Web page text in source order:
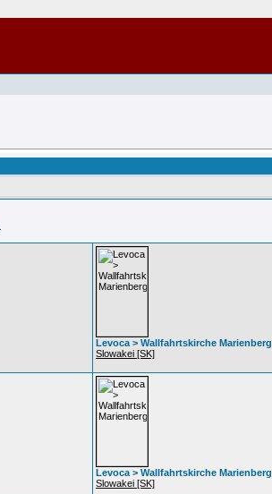
Levoca > Wallfahrtskirche Marienberg
Slowakei [SK]
Levoca > Wallfahrtskirche Marienberg
Slowakei [SK]